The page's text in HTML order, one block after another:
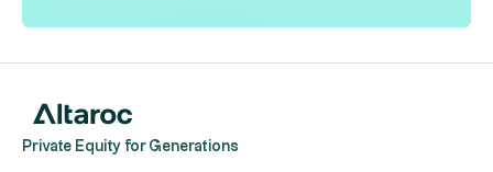
Private Equity for Generations